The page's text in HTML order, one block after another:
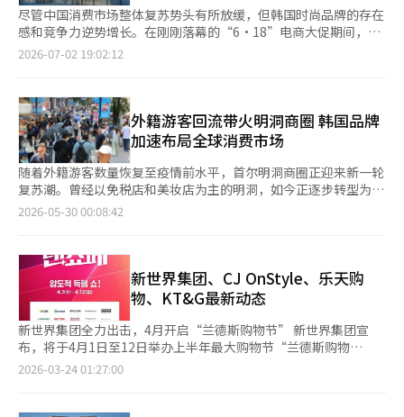
尽管中国消费市场整体复苏势头有所放缓，但韩国时尚品牌的存在
感和竞争力逆势增长。在刚刚落幕的“6·18”电商大促期间，韩
国品牌在户外运动、体育用品、眼镜等多个类别中跻身交易额排行
长4%，增速较去年的15.2%大幅放缓。 但韩国品牌仍取得不俗成
绩。韩国可隆FnC旗下户外品牌可隆（KOLON SPORT）在天猫公
开的交易额排行榜中登上户外品牌冠军宝座，较去年的第5位实现
大幅跃升。超越The North Face和迪卡侬等国际知名品牌。在涵
盖户外与运动品牌的综合榜单中，可隆也跻身第10位。 可隆于
1973年创立于韩国，2006年起进军中国市场，2017年与中国安踏
集团成立合资公司。可隆负责产品企划、设计和研发，安踏集团则
负责本地营销、渠道建设和零售运营，双方优势互补推动品牌持续
与去年持平，排名第3至第6位分别为耐克、李宁、Lululemon和
安踏。 斐乐品牌1911年创立于意大利，2007年被韩国收购。2009
年，安踏集团获得斐乐中国业务运营权，将品牌定位于高端运动时
尚市场，已发展成为中国高端运动消费的重要品牌之一。 韩国眼
镜（墨镜）品牌Gentle Monster同样表现亮眼，在天猫钟表眼镜
品类排行榜中的排名由去年的第5位上升至第3位。Gentle
Monster自2011年在韩国创立以来，已在上海、北京等中国主要
城市开设旗舰店，并依托天猫官方商城持续拓展线上销售渠道，不
（Hazzys）交易额排名从去年的第6位跃升至第3位。哈吉斯创立
2026-07-02 19:02:12
外籍游客回流带火明洞商圈 韩国品牌
加速布局全球消费市场
随着外籍游客数量恢复至疫情前水平，首尔明洞商圈正迎来新一轮
复苏潮。曾经以免税店和美妆店为主的明洞，如今正逐步转型为全
球时尚、美妆品牌竞逐的重要零售阵地，并成为韩国品牌观察海外
期，优衣库明洞店正式开业，被视为明洞商圈复苏的重要标志之
一。欧利芙洋今年3月开设面积约950坪的大型门店，目前在明洞
地区门店数量已增至9家。MUSINSA今年1月开设明洞门店后，计
划于9月再开设新店，本土服饰品牌Mardi Mercredi等也计划年内
进驻明洞。 品牌集中布局的背后，是外籍游客消费持续增长。韩
国旅游发展局数据显示，2024年外籍游客在明洞地区刷卡消费金
额达到7819亿韩元（约合人民币36亿元），同比增长34.7%。今
年5月1日至27日， 欧利芙洋明洞门店外籍游客销售额同比增长
一季度外籍游客销售额同比增长40.8%，LF集团旗下HAZZYS明洞
2026-05-30 00:08:42
新世界集团、CJ OnStyle、乐天购
物、KT&G最新动态
新世界集团全力出击，4月开启“兰德斯购物节” 新世界集团宣
布，将于4月1日至12日举办上半年最大购物节“兰德斯购物
节”。 今年是第六届，参与的子公司包括易买得、新世界百货、
2026-03-24 01:27:00